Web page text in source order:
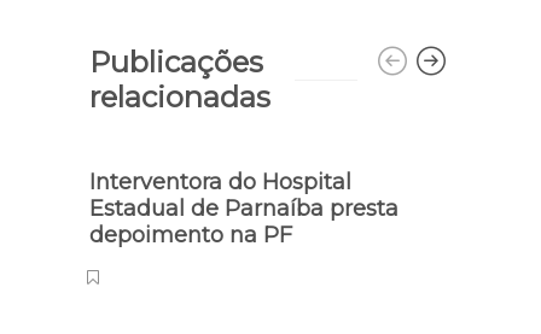
Publicações
relacionadas
Interventora do Hospital
Estadual de Parnaíba presta
depoimento na PF